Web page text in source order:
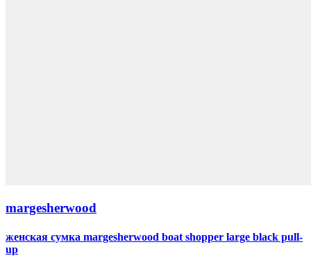
margesherwood
женская сумка margesherwood boat shopper large black pull-
up